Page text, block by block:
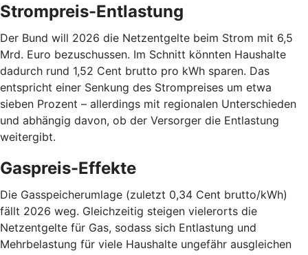
Strompreis-Entlastung
Der Bund will 2026 die Netzentgelte beim Strom mit 6,5
Mrd. Euro bezuschussen. Im Schnitt könnten Haushalte
dadurch rund 1,52 Cent brutto pro kWh sparen. Das
entspricht einer Senkung des Strompreises um etwa
sieben Prozent – allerdings mit regionalen Unterschieden
und abhängig davon, ob der Versorger die Entlastung
weitergibt.
Gaspreis-Effekte
Die Gasspeicherumlage (zuletzt 0,34 Cent brutto/kWh)
fällt 2026 weg. Gleichzeitig steigen vielerorts die
Netzentgelte für Gas, sodass sich Entlastung und
Mehrbelastung für viele Haushalte ungefähr ausgleichen